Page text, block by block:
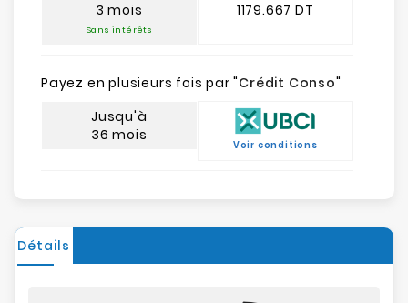
3 mois
Sans intérêts
1179.667 DT
Payez en plusieurs fois par "Crédit Conso"
Jusqu'à
36 mois
Voir conditions
Détails